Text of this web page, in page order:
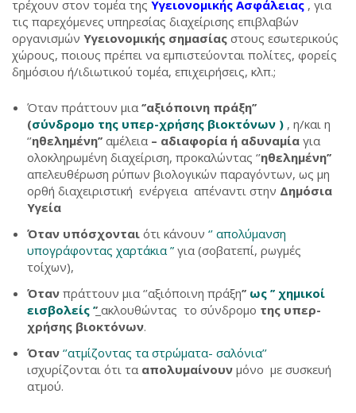
τρέχουν στον τομέα της Υγειονομικής Ασφάλειας , για
τις παρεχόμενες υπηρεσίας διαχείρισης επιβλαβών
οργανισμών Υγειονομικής σημασίας στους εσωτερικούς
χώρους, ποιους πρέπει να εμπιστεύονται πολίτες, φορείς
δημόσιου ή/ιδιωτικού τομέα, επιχειρήσεις, κλπ.;
Όταν πράττουν μια ‘’αξιόποινη πράξη’’
(σύνδρομο της υπερ-χρήσης βιοκτόνων ) , η/και η
‘’ηθελημένη’’ αμέλεια – αδιαφορία ή αδυναμία για
ολοκληρωμένη διαχείριση, προκαλώντας ‘’ηθελημένη’’
απελευθέρωση ρύπων βιολογικών παραγόντων, ως μη
ορθή διαχειριστική ενέργεια απέναντι στην Δημόσια
Υγεία
Όταν υπόσχονται ότι κάνουν ‘’ απολύμανση
υπογράφοντας χαρτάκια ” για (σοβατεπί, ρωγμές
τοίχων),
Όταν πράττουν μια ‘’αξιόποινη πράξη’’ ως ’’ χημικοί
εισβολείς ’’ ακλουθώντας το σύνδρομο της υπερ-
χρήσης βιοκτόνων.
Όταν ‘’ατμίζοντας τα στρώματα- σαλόνια’’
ισχυρίζονται ότι τα απολυμαίνουν μόνο με συσκευή
ατμού.